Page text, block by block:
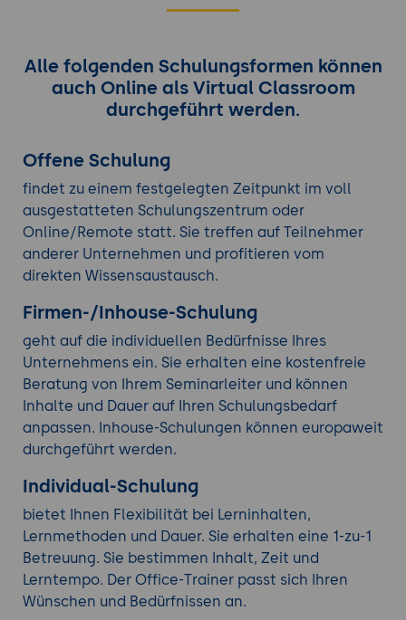
Alle folgenden Schulungsformen können
auch Online als Virtual Classroom
durchgeführt werden.
Offene Schulung
findet zu einem festgelegten Zeitpunkt im voll
ausgestatteten Schulungszentrum oder
Online/Remote statt. Sie treffen auf Teilnehmer
anderer Unternehmen und profitieren vom
direkten Wissensaustausch.
Firmen-/Inhouse-Schulung
geht auf die individuellen Bedürfnisse Ihres
Unternehmens ein. Sie erhalten eine kostenfreie
Beratung von Ihrem Seminarleiter und können
Inhalte und Dauer auf Ihren Schulungsbedarf
anpassen. Inhouse-Schulungen können europaweit
durchgeführt werden.
Individual-Schulung
bietet Ihnen Flexibilität bei Lerninhalten,
Lernmethoden und Dauer. Sie erhalten eine 1-zu-1
Betreuung. Sie bestimmen Inhalt, Zeit und
Lerntempo. Der Office-Trainer passt sich Ihren
Wünschen und Bedürfnissen an.